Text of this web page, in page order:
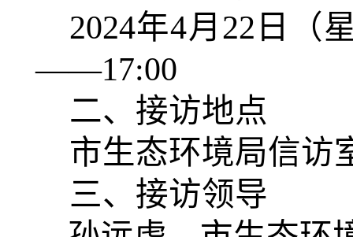
2024年4月22 日（
——17:00
二、接访地点
市生态环境局信访
三、接访领导